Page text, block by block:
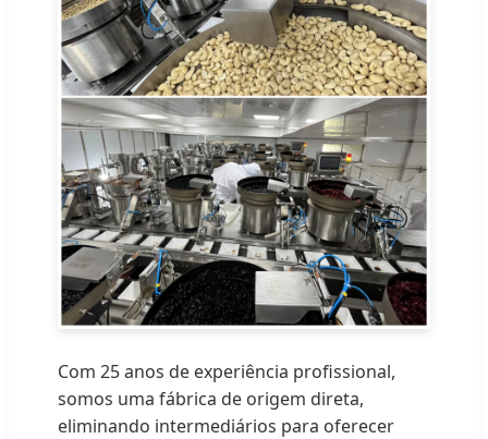
Com 25 anos de experiência profissional,
somos uma fábrica de origem direta,
eliminando intermediários para oferecer